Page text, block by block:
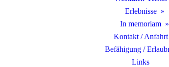
Erlebnisse
In memoriam
Kontakt / Anfahrt
Befähigung /
Links